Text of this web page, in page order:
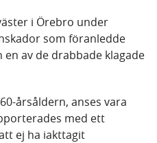
i Örebro under
som föranledde
av de drabbade klagade
årsåldern, anses vara
med ett
ej ha iakttagit